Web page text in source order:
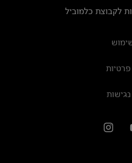
לקבוצת כלמוביל
פרטיות